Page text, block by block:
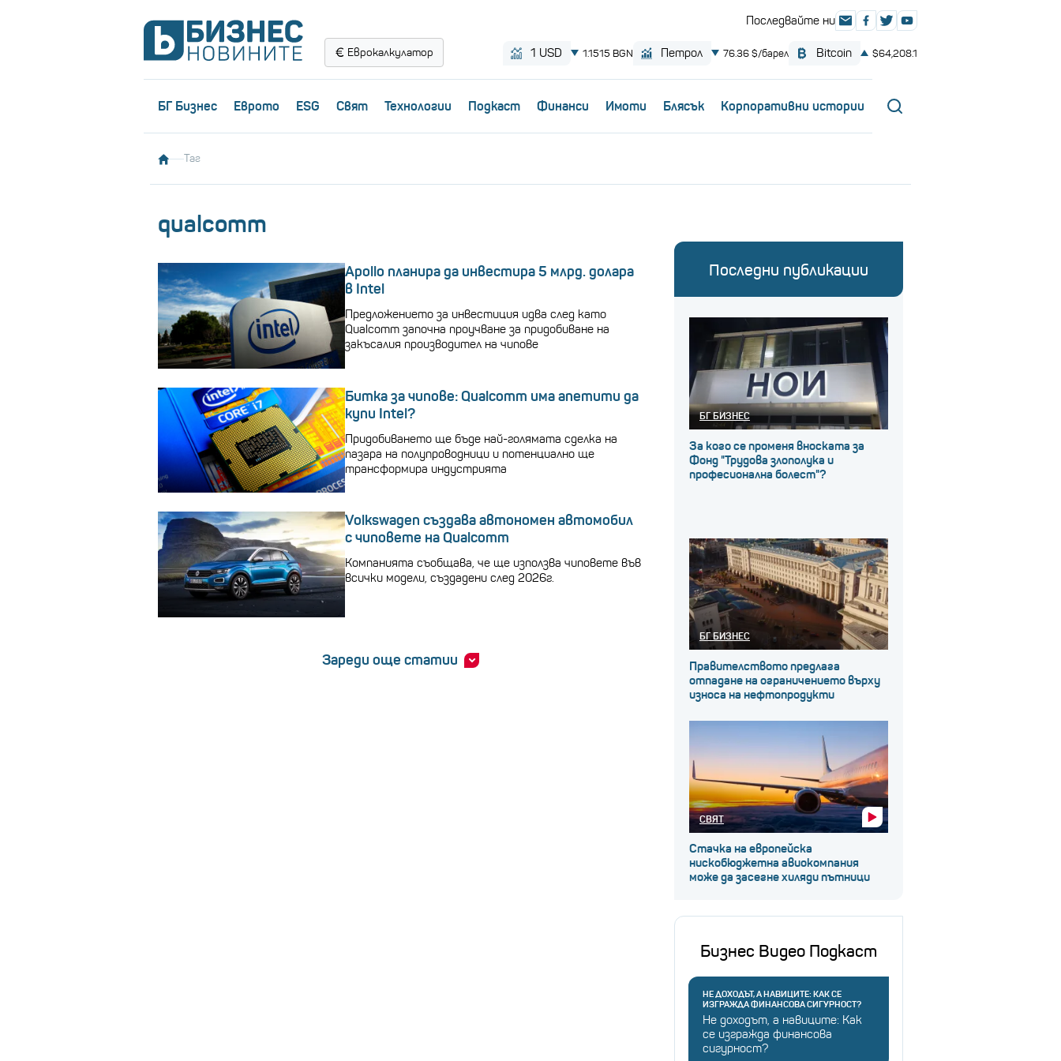
Еврокалкулатор
БГ Бизнес Еврото ESG Свят Технологии Пoдкаст Финанси Имоти Блясък Корпоративни истории
Таг
qualcomm
Apollo планира да инвестира 5 млрд. долара
в Intel
Предложението за инвестиция идва след като
Qualcomm започна проучване за придобиване на
закъсалия производител на чипове
Битка за чипове: Qualcomm има апетити да
купи Intel?
Придобиването ще бъде най-голямата сделка на
пазара на полупроводници и потенциално ще
трансформира индустрията
Volkswagen създава автономен автомобил
с чиповете на Qualcomm
Компанията съобщава, че ще използва чиповете във
всички модели, създадени след 2026г.
Зареди още статии
Последни публикации
БГ БИЗНЕС
За кого се променя вноската за
Фонд "Трудова злополука и
професионална болест"?
БГ БИЗНЕС
Правителството предлага
отпадане на ограничението върху
износа на нефтопродукти
СВЯТ
Стачка на европейска
нискобюджетна авиокомпания
може да засегне хиляди пътници
Бизнес Видео Подкаст
НЕ ДОХОДЪТ, А НАВИЦИТЕ: КАК СЕ
ИЗГРАЖДА ФИНАНСОВА СИГУРНОСТ?
Не доходът, а навиците: Как
се изгражда финансова
сигурност?